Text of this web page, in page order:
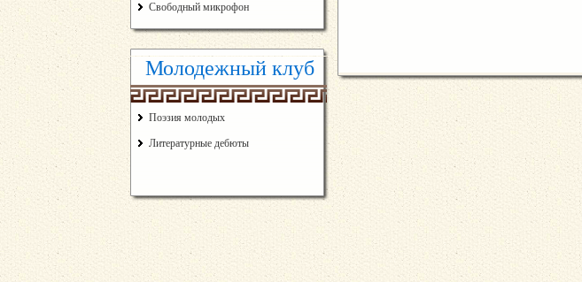
Свободный микрофон
Молодежный клуб
Поэзия молодых
Литературные дебюты